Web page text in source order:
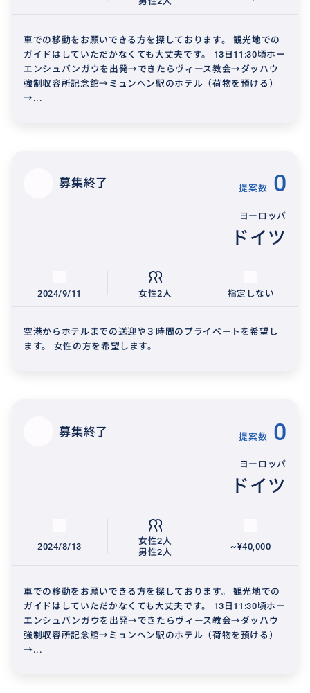
車での移動をお願いできる方を探しております。 観光地での
ガイドはしていただかなくても大丈夫です。 13日11:30頃ホー
エンシュバンガウを出発→できたらヴィース教会→ダッハウ
強制収容所記念館→ミュンヘン駅のホテル（荷物を預ける）
→...
募集終了 提案数 0
ヨーロッパ
ドイツ
2024/9/11 女性2人 指定しない
空港からホテルまでの送迎や３時間のプライベートを希望し
ます。 女性の方を希望します。
募集終了 提案数 0
ヨーロッパ
ドイツ
2024/8/13
女性2人
男性2人
~¥40,000
車での移動をお願いできる方を探しております。 観光地での
ガイドはしていただかなくても大丈夫です。 13日11:30頃ホー
エンシュバンガウを出発→できたらヴィース教会→ダッハウ
強制収容所記念館→ミュンヘン駅のホテル（荷物を預ける）
→...